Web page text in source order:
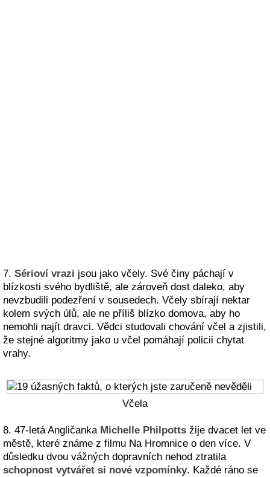
7. Sérioví vrazi jsou jako včely. Své činy páchají v
blízkosti svého bydliště, ale zároveň dost daleko, aby
nevzbudili podezření v sousedech. Včely sbírají nektar
kolem svých úlů, ale ne příliš blízko domova, aby ho
nemohli najít dravci. Vědci studovali chování včel a zjistili,
že stejné algoritmy jako u včel pomáhají policii chytat
vrahy.
Včela
8. 47-letá Angličanka Michelle Philpotts žije dvacet let ve
městě, které známe z filmu Na Hromnice o den více. V
důsledku dvou vážných dopravních nehod ztratila
schopnost vytvářet si nové vzpomínky. Každé ráno se